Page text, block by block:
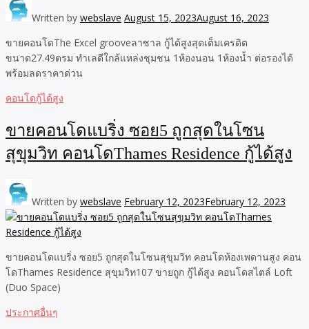
Written by webslave August 15, 2023August 16, 2023
ขายคอนโดThe Excel grooveลาซาล กู้ได้สูงสุดเต็มเครดิต
ขนาด27.49ตรม ทำเลดีใกล้แหล่งชุมชน 1ห้องนอน 1ห้องน้ำ ต่อรองได้
พร้อมลดราคาด่วน
คอนโดกู้ได้สูง
ขายคอนโดแบริ่ง ซอย5 ถูกสุดในโซน
สุขุมวิท คอนโดThames Residence กู้ได้สูง
Written by webslave February 12, 2023February 12, 2023
ขายคอนโดแบริ่ง ซอย5 ถูกสุดในโซนสุขุมวิท คอนโดห้องเพดานสูง คอน
โดThames Residence สุขุมวิท107 ขายถูก กู้ได้สูง คอนโดสไตล์ Loft
(Duo Space)
ประกาศอื่นๆ